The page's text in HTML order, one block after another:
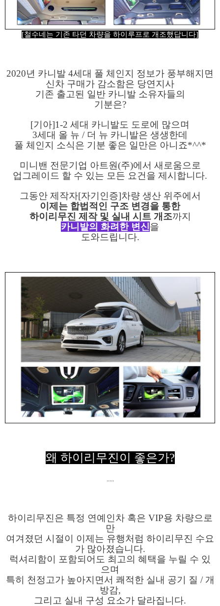
[철수네는 기존 타던 차량을 하이루프로 개조했답니다]
2020년 카니발 4세대 풀 체인지 정보가 풍부해지면
신차 구매가 감소함은 당연지사
기존 출고된 일반 카니발 소유자들의
기분은?
[기아]1-2 세대 카니발도 도로에 많으며
3세대 올 뉴 / 더 뉴 카니발은 생생한데
풀 체인지 소식은 기분 좋은 일만은 아니죠*^^*
미니밴 전문기업 아트원(주)에서 새로움으로
업그레이드 할 수 있는 모든 요건을 제시합니다.
그동안 제작자[자기인증]차량 생산 위주에서
이제는 합법적인 구조 변경을 통한
하이리무진 제작 및 실내 시트 개조까지
카니발의 화려한 변신을
도와드립니다.
왜 하이리무진이 좋은가?
.....
하이리무진은 특정 연예인차 혹은 VIP용 차량으로
만
여겨졌던 시절이 이제는 유행처럼 하이리무진 수요
가 많아졌습니다.
럭셔리함이 포함되어도 최고의 혜택을 누릴 수 있
으며
특히 천정고가 높아지면서 쾌적한 실내 공기 질 / 개
방감,
그리고 실내 구성 요소가 달라집니다.